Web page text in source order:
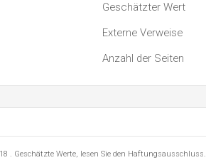
Geschätzter Wert
Externe Verweise
Anzahl der Seiten
. Geschätzte Werte, lesen Sie den Haftungsausschluss.